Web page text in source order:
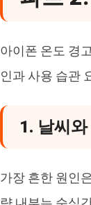
아이폰 온도 경
인과 사용 습관
1. 날씨
가장 흔한 원인